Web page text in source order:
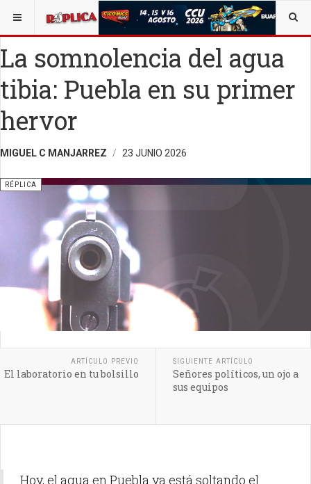
ESTÁ AQUÍ: ENTRETENIMIENTO OPINIÓN
La somnolencia del agua
tibia: Puebla en su primer
hervor
MIGUEL C MANJARREZ 23 JUNIO 2026
RÉPLICA
ARTÍCULO PREVIO
El laboratorio en tu bolsillo
SIGUIENTE ARTÍCULO
Señores políticos, un ojo a
sus equipos
Hoy, el agua en Puebla ya está soltando el